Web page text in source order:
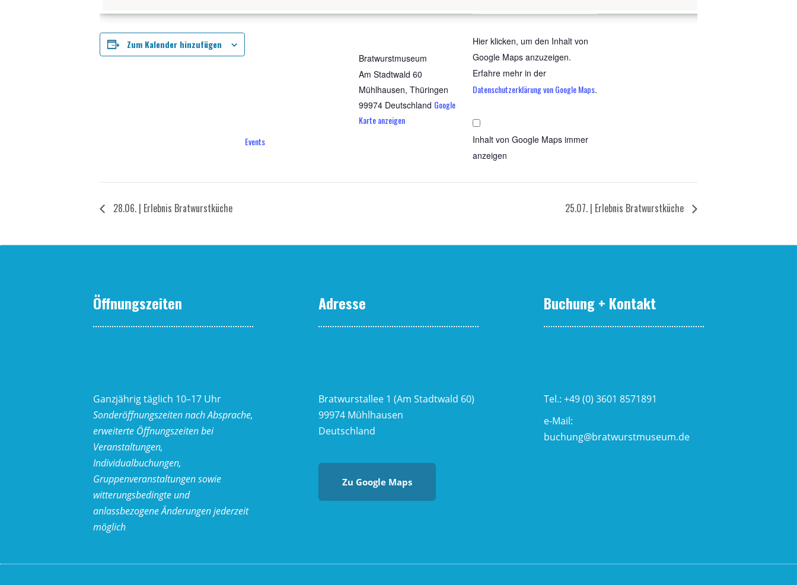
Zum Kalender hinzufügen
Events
Brat­wurst­mu­se­um
Am Stadtwald 60
Mühlhausen, Thüringen
99974 Deutschland Google
Karte anzeigen
Hier klicken, um den Inhalt von
Google Maps anzuzeigen.
Erfahre mehr in der
Datenschutzerklärung von Google Maps.
Inhalt von Google Maps immer
anzeigen
Adresse von Brat­wurst­mu­se­um
28.06. | Erleb­nis Bratwurstküche 25.07. | Erleb­nis Bratwurstküche
Öffnungszeiten
Ganzjährig täglich 10–17 Uhr
Sonderöffnungszeiten nach Absprache,
erweiterte Öffnungszeiten bei
Veranstaltungen,
Individualbuchungen,
Gruppenveranstaltungen sowie
witterungsbedingte und
anlassbezogene Änderungenjederzeit
möglich
Adresse
Bratwurstallee 1 (Am Stadtwald 60)
99974 Mühlhausen
Deutschland
Zu Google Maps
Buchung + Kontakt
Tel.: +49 (0) 3601 8571891
e-Mail:
buchung@bratwurstmuseum.de